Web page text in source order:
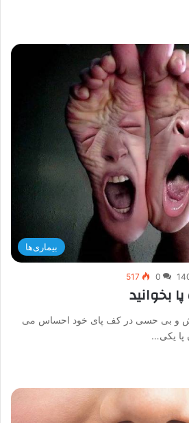
بیماری‌ها
0
517
بخوانید
و بی حسی در کف پای خود احساس می
پا یکی…